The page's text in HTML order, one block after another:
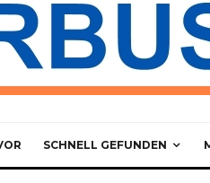
SCHNELL GEFUNDEN